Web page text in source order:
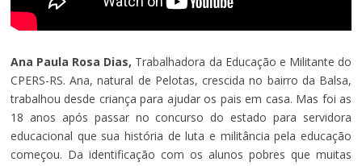
Ana Paula Rosa Dias, Trabalhadora da Educação e Militante do
CPERS-RS. Ana, natural de Pelotas, crescida no bairro da Balsa,
trabalhou desde criança para ajudar os pais em casa. Mas foi as
18 anos após passar no concurso do estado para servidora
educacional que sua história de luta e militância pela educação
começou. Da identificação com os alunos pobres que muitas